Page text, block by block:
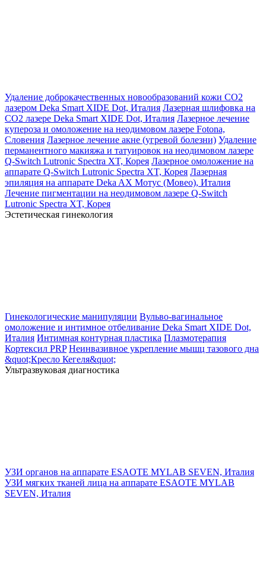
Удаление доброкачественных новообразований кожи СО2
лазером Deka Smart XIDE Dot, Италия Лазерная шлифовка на
СО2 лазере Deka Smart XIDE Dot, Италия Лазерное лечение
купероза и омоложение на неодимовом лазере Fotona,
Словения Лазерное лечение акне (угревой болезни) Удаление
перманентного макияжа и татуировок на неодимовом лазере
Q-Switch Lutronic Spectra XT, Корея Лазерное омоложение на
аппарате Q-Switch Lutronic Spectra XT, Корея Лазерная
эпиляция на аппарате Deka AX Мотус (Мовео), Италия
Лечение пигментации на неодимовом лазере Q-Switch
Lutronic Spectra XT, Корея
Эстетическая гинекология
Гинекологические манипуляции Вульво-вагинальное
омоложение и интимное отбеливание Deka Smart XIDE Dot,
Италия Интимная контурная пластика Плазмотерапия
Кортексил PRP Неинвазивное укрепление мышц тазового дна
&quot;Кресло Кегеля&quot;
Ультразвуковая диагностика
УЗИ органов на аппарате ESAOTE MYLAB SEVEN, Италия
УЗИ мягких тканей лица на аппарате ESAOTE MYLAB
SEVEN, Италия